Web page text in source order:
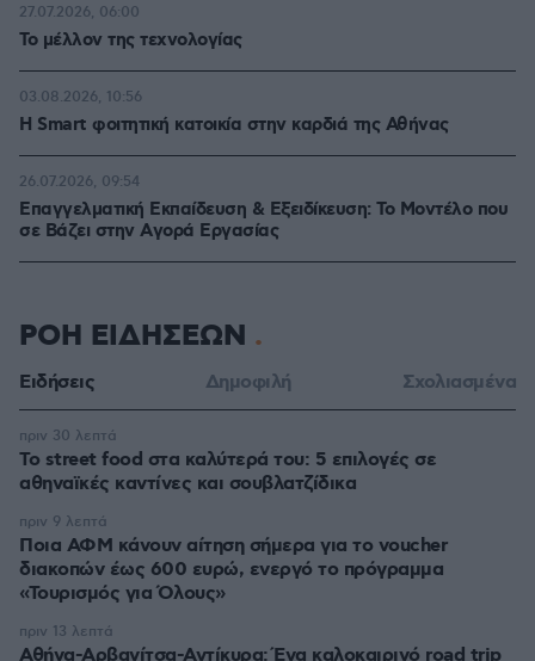
Το μέλλον της τεχνολογίας
27.07.2026, 06:00
Η Smart φοιτητική κατοικία στην καρδιά της Αθήνας
03.08.2026, 10:56
Επαγγελματική Εκπαίδευση & Εξειδίκευση: Το Mοντέλο που
σε Bάζει στην Aγορά Eργασίας
26.07.2026, 09:54
ΡΟΗ ΕΙΔΗΣΕΩΝ
Ειδήσεις Δημοφιλή Σχολιασμένα
Το street food στα καλύτερά του: 5 επιλογές σε
αθηναϊκές καντίνες και σουβλατζίδικα
πριν 30 λεπτά
Ποια ΑΦΜ κάνουν αίτηση σήμερα για το voucher
διακοπών έως 600 ευρώ, ενεργό το πρόγραμμα
«Τουρισμός για Όλους»
πριν 9 λεπτά
Αθήνα-Αρβανίτσα-Αντίκυρα: Ένα καλοκαιρινό road trip
πριν 13 λεπτά